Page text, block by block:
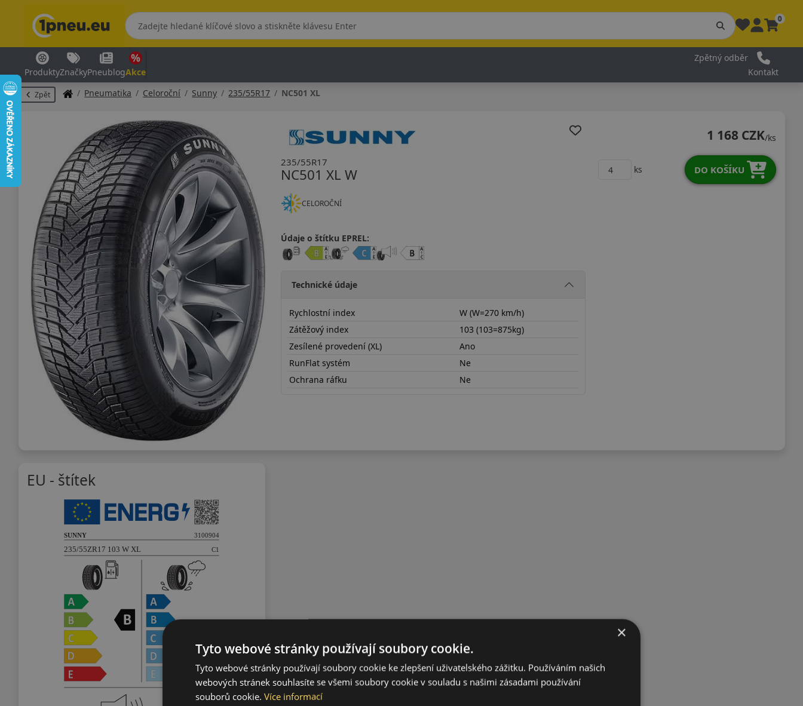
0
ProduktyZnačkyPneublogAkce
Zpětný odběr
Kontakt
Zpět Pneumatika Celoroční Sunny 235/55R17 NC501 XL
NC501 XL W
235/55R17
CELOROČNÍ
Údaje o štítku EPREL:
Technické údaje
Rychlostní index
W (W=270 km/h)
Zátěžový index
103 (103=875kg)
Zesílené provedení (XL)
Ano
RunFlat systém
Ne
Ochrana ráfku
Ne
1 168 CZK/ks
ks DO KOŠÍKU
EU - štítek
×
Tyto webové stránky používají soubory cookie.
Tyto webové stránky používají soubory cookie ke zlepšení uživatelského zážitku. Používáním našich
webových stránek souhlasíte se všemi soubory cookie v souladu s našimi zásadami používání
souborů cookie. Více informací